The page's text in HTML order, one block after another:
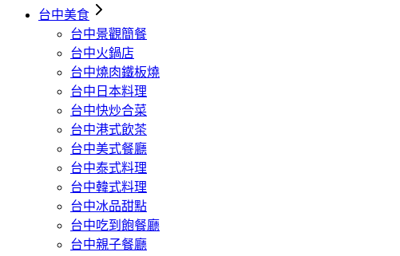
台中美食
台中景觀簡餐
台中火鍋店
台中燒肉鐵板燒
台中日本料理
台中快炒合菜
台中港式飲茶
台中美式餐廳
台中泰式料理
台中韓式料理
台中冰品甜點
台中吃到飽餐廳
台中親子餐廳